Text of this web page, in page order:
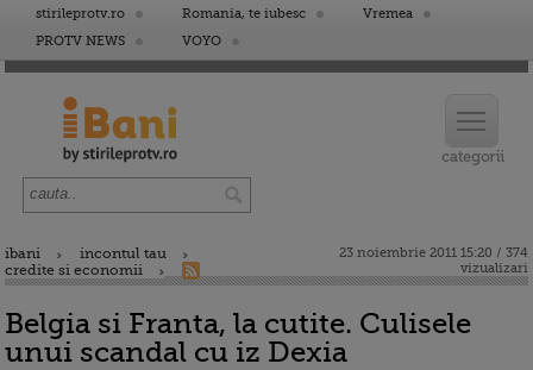
stirileprotv.ro Romania, te iubesc
Vremea
PROTV NEWS
VOYO
ibani
incontul tau
credite si economii
23 noiembrie 2011 15:20 / 374
vizualizari
Belgia si Franta, la cutite. Culisele
unui scandal cu iz Dexia